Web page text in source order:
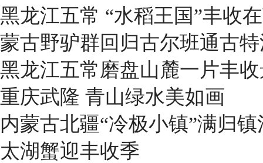
黑龙江五常 “水稻王国”丰收
蒙古野驴群回归古尔班通古
黑龙江五常磨盘山麓一片丰
重庆武隆 青山绿水美如画
内蒙古北疆“冷极小镇”满归
太湖蟹迎丰收季